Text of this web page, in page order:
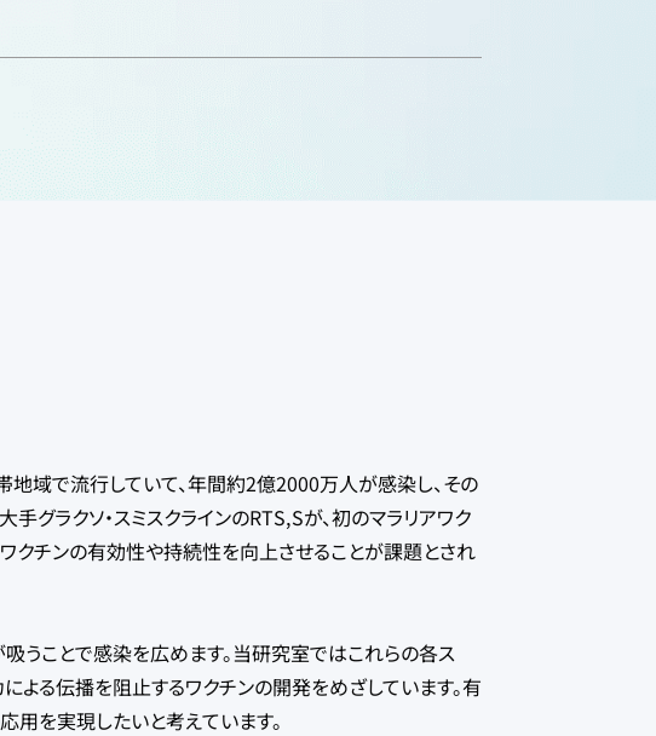
地域で流行していて、年間約2億2000万人が感染し、その
グラクソ・スミスクラインのRTS,Sが、初のマラリアワク
クチンの有効性や持続性を向上させることが課題とされ
うことで感染を広めます。当研究室ではこれらの各ス
よる伝播を阻止するワクチンの開発をめざしています。有
を実現したいと考えています。